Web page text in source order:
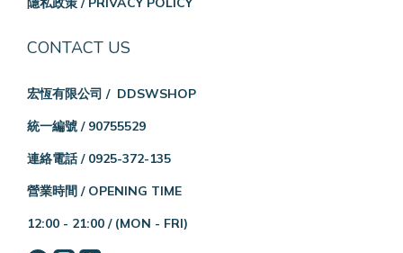
CONTACT US
宏恆有限公司 / DDSWSHOP
統一編號 / 90755529
連絡電話 / 0925-372-135
營業時間 / OPENING TIME
12:00 - 21:00 / (MON - FRI)